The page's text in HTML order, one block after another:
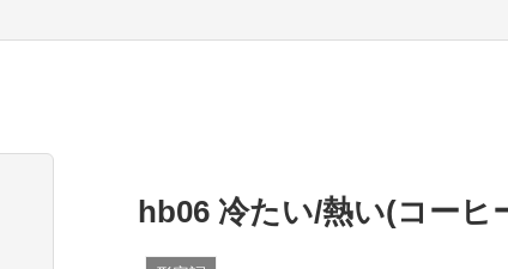
hb06 冷たい/熱い(コーヒ